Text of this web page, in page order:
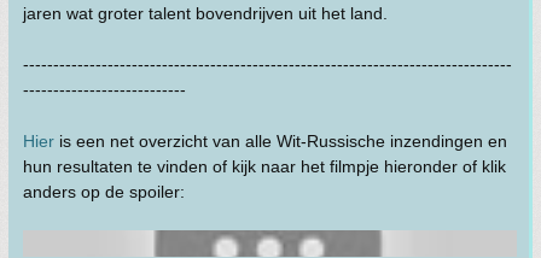
jaren wat groter talent bovendrijven uit het land.
---------------------------------------------------------------------------------
---------------------------
Hier is een net overzicht van alle Wit-Russische inzendingen en
hun resultaten te vinden of kijk naar het filmpje hieronder of klik
anders op de spoiler: